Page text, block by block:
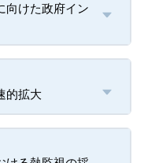
向けた政府イン
的拡大